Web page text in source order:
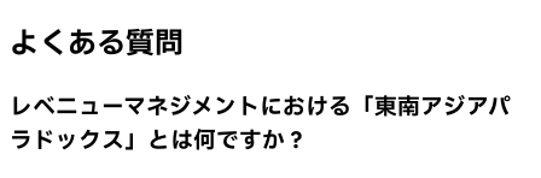
よくある質問
レベニューマネジメントにおける「東南アジアパ
ラドックス」とは何ですか？